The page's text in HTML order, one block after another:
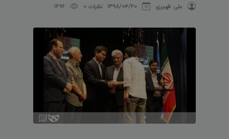
علی ظهیری ۱۳۹۸/۰۴/۲۰ نظرات 0 1696